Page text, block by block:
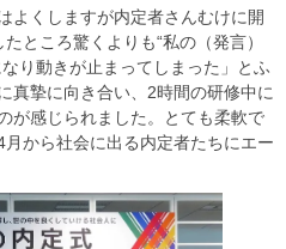
よくしますが内定者さんむけに開
ところ驚くよりも“私の（発言）
り動きが止まってしまった」とふ
真摯に向き合い、2時間の研修中に
が感じられました。とても柔軟で
から社会に出る内定者たちにエー